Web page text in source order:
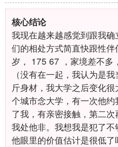
核心结论
我现在越来越感觉到跟我
们的相处方式简直快跟性
岁， 175 67 ，家境差不
（没有在一起，我认为是
斤身材，我大学之后变化
个城市念大学，有一次他
了我，有亲密接触，第二次
我处他非。我想我是犯了
他眼里的价值估计是很低了